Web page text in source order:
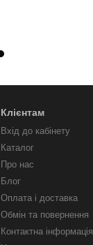
Клієнтам
Вхід до кабінету
Каталог
Про нас
Блог
Оплата і доставка
Обмін та повернення
Контактна інформація